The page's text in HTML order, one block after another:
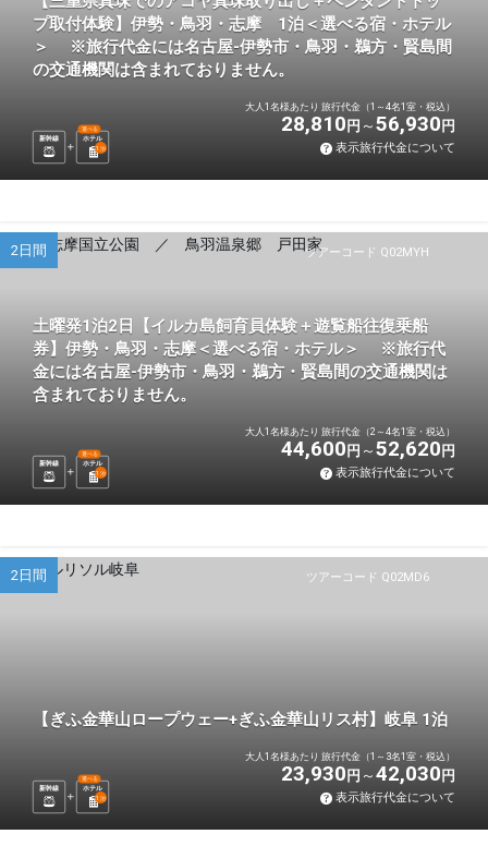
プ取付体験】伊勢・鳥羽・志摩 1泊＜選べる宿・ホテル
＞ ※旅行代金には名古屋-伊勢市・鳥羽・鵜方・賢島間
の交通機関は含まれておりません。
新幹線 ホテル
選べる
1 泊
大人1名様あたり 旅行代金（1～4名1室・税込）
28,810 円 56,930 円
表示旅行代金について
ツアーコード Q02MYH
2日間
土曜発1泊2日【イルカ島飼育員体験＋遊覧船往復乗船
券】伊勢・鳥羽・志摩＜選べる宿・ホテル＞ ※旅行代
金には名古屋-伊勢市・鳥羽・鵜方・賢島間の交通機関は
含まれておりません。
新幹線 ホテル
選べる
1 泊
大人1名様あたり 旅行代金（2～4名1室・税込）
44,600 円 52,620 円
表示旅行代金について
ツアーコード Q02MD6
2日間
【ぎふ金華山ロープウェー+ぎふ金華山リス村】岐阜 1泊
新幹線 ホテル
選べる
1 泊
大人1名様あたり 旅行代金（1～3名1室・税込）
23,930 円 42,030 円
表示旅行代金について